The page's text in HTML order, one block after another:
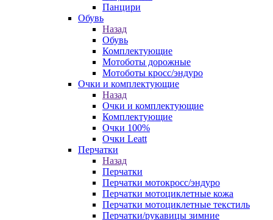
Панцири
Обувь
Назад
Обувь
Комплектующие
Мотоботы дорожные
Мотоботы кросс/эндуро
Очки и комплектующие
Назад
Очки и комплектующие
Комплектующие
Очки 100%
Очки Leatt
Перчатки
Назад
Перчатки
Перчатки мотокросс/эндуро
Перчатки мотоциклетные кожа
Перчатки мотоциклетные текстиль
Перчатки/рукавицы зимние